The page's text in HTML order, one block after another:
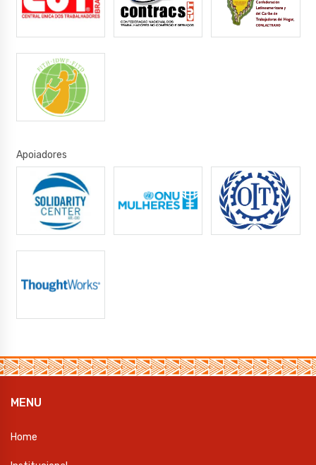
Apoiadores
MENU
Home